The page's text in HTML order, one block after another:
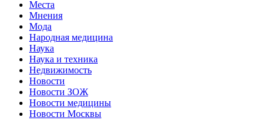
Места
Мнения
Мода
Народная медицина
Наука
Наука и техника
Недвижимость
Новости
Новости ЗОЖ
Новости медицины
Новости Москвы